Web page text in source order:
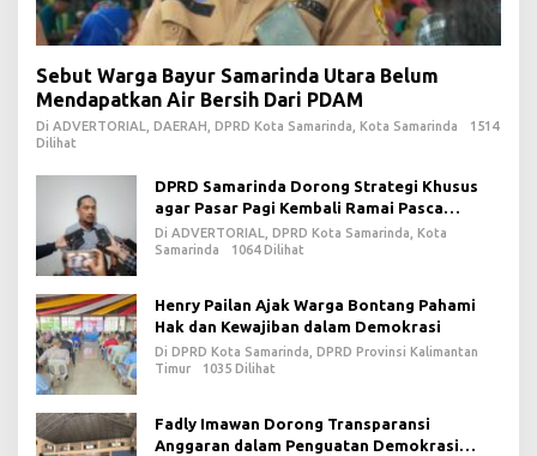
Sebut Warga Bayur Samarinda Utara Belum
Mendapatkan Air Bersih Dari PDAM
Di ADVERTORIAL, DAERAH, DPRD Kota Samarinda, Kota Samarinda
1514
Dilihat
DPRD Samarinda Dorong Strategi Khusus
agar Pasar Pagi Kembali Ramai Pasca
Revitalisasi
Di ADVERTORIAL, DPRD Kota Samarinda, Kota
Samarinda
1064 Dilihat
Henry Pailan Ajak Warga Bontang Pahami
Hak dan Kewajiban dalam Demokrasi
Di DPRD Kota Samarinda, DPRD Provinsi Kalimantan
Timur
1035 Dilihat
Fadly Imawan Dorong Transparansi
Anggaran dalam Penguatan Demokrasi